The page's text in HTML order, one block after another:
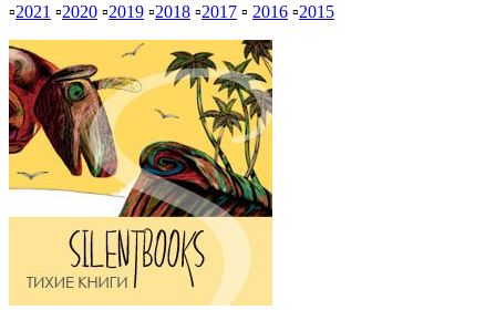
▫2021 ▫2020 ▫2019 ▫2018 ▫2017 ▫ 2016 ▫2015